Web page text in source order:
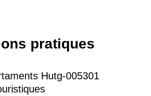
pratiques
Hutg-005301